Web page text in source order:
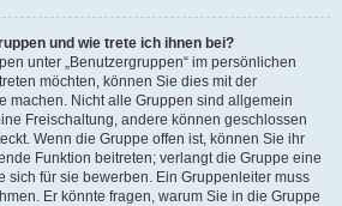
und wie trete ich ihnen bei?
unter „Benutzergruppen“ im persönlichen
möchten, können Sie dies mit der
machen. Nicht alle Gruppen sind allgemein
Freischaltung, andere können geschlossen
Wenn die Gruppe offen ist, können Sie ihr
Funktion beitreten; verlangt die Gruppe eine
sich für sie bewerben. Ein Gruppenleiter muss
Er könnte fragen, warum Sie in die Gruppe